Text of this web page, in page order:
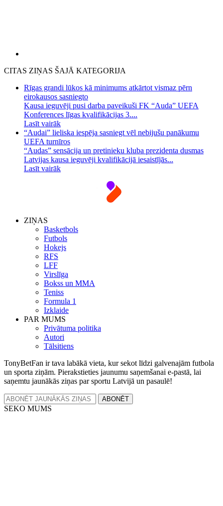
CITAS ZIŅAS ŠAJĀ KATEGORIJA
Rīgas grandi lūkos kā minimums atkārtot vismaz pērn
eirokausos sasniegto
Kausa ieguvēji pusi darba paveikuši FK “Auda” UEFA
Konferences līgas kvalifikācijas 3....
Lasīt vairāk
“Audai” lieliska iespēja sasniegt vēl nebijušu panākumu
UEFA turnīros
“Audas” sensācija un pretinieku kluba prezidenta dusmas
Latvijas kausa ieguvēji kvalifikācijā iesaistījās...
Lasīt vairāk
ZIŅAS
Basketbols
Futbols
Hokejs
RFS
LFF
Virslīga
Bokss un MMA
Teniss
Formula 1
Izklaide
PAR MUMS
Privātuma politika
Autori
Tālsitiens
TonyBetFan ir tava labākā vieta, kur sekot līdzi galvenajām futbola
un sporta ziņām. Pierakstieties jaunumu saņemšanai e-pastā, lai
saņemtu jaunākās ziņas par sportu Latvijā un pasaulē!
ABONĒT
SEKO MUMS